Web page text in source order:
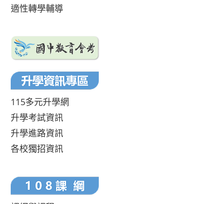
適性轉學輔導
115多元升學網
升學考試資訊
升學進路資訊
各校獨招資訊